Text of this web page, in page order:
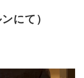
にて）